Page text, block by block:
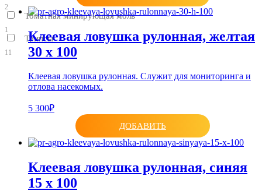
2
Томатная минирующая моль
1
Трипсы
11
Клеевая ловушка рулонная, желтая
30 х 100
Клеевая ловушка рулонная. Служит для мониторинга и
отлова насекомых.
5 300₽
ДОБАВИТЬ
Клеевая ловушка рулонная, синяя
15 x 100